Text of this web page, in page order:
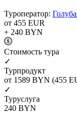
Туроператор:
от 455 EUR
+ 240 BYN
Cтоимость тура
✓
Турпродукт
от 1589 BYN (455
✓
Туруслуга
240 BYN